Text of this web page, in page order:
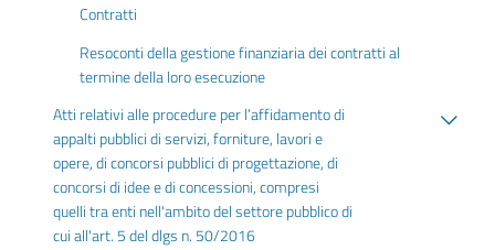
Contratti
Resoconti della gestione finanziaria dei contratti al
termine della loro esecuzione
Atti relativi alle procedure per l’affidamento di
appalti pubblici di servizi, forniture, lavori e
opere, di concorsi pubblici di progettazione, di
concorsi di idee e di concessioni, compresi
quelli tra enti nell'ambito del settore pubblico di
cui all'art. 5 del dlgs n. 50/2016